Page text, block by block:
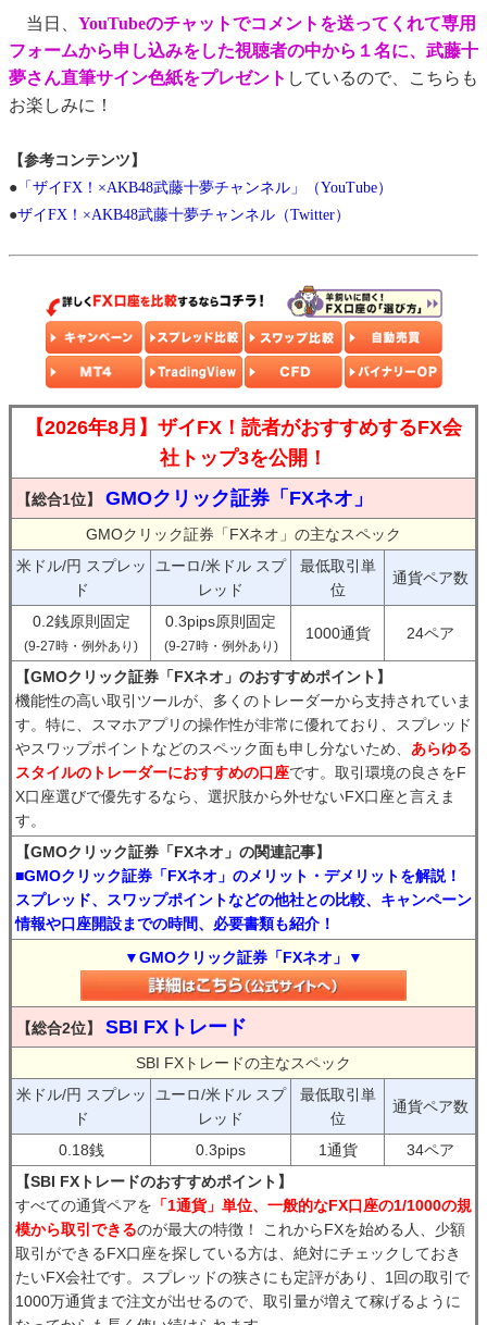
当日、 YouTubeのチャットでコメントを送ってくれて専用
フォームから申し込みをした視聴者の中から１名に、武藤十
夢さん直筆サイン色紙をプレゼント しているので、こちらも
お楽しみに！
【参考コンテンツ】
● 「ザイFX！×AKB48武藤十夢チャンネル」（YouTube）
●ザイFX！×AKB48武藤十夢チャンネル（Twitter）
【2026年8月】ザイFX！読者がおすすめするFX会
社トップ3を公開！
【総合1位】 GMOクリック証券「FXネオ」
GMOクリック証券「FXネオ」の主なスペック
米ドル/円 スプレッ
ド
ユーロ/米ドル スプ
レッド
最低取引単
位
通貨ペア数
0.2銭原則固定
(9-27時・例外あり)
0.3pips原則固定
(9-27時・例外あり)
1000通貨 24ペア
【GMOクリック証券「FXネオ」のおすすめポイント】
機能性の高い取引ツールが、多くのトレーダーから支持されていま
す。特に、スマホアプリの操作性が非常に優れており、スプレッド
やスワップポイントなどのスペック面も申し分ないため、 あらゆる
スタイルのトレーダーにおすすめの口座です。取引環境の良さをF
X口座選びで優先するなら、選択肢から外せないFX口座と言えま
す。
【GMOクリック証券「FXネオ」の関連記事】
■GMOクリック証券「FXネオ」のメリット・デメリットを解説！
スプレッド、スワップポイントなどの他社との比較、キャンペーン
情報や口座開設までの時間、必要書類も紹介！
▼GMOクリック証券「FXネオ」▼
【総合2位】 SBI FXトレード
SBI FXトレードの主なスペック
米ドル/円 スプレッ
ド
ユーロ/米ドル スプ
レッド
最低取引単
位
通貨ペア数
0.18銭 0.3pips 1通貨
34ペア
【SBI FXトレードのおすすめポイント】
すべての通貨ペアを 「1通貨」単位、一般的なFX口座の1/1000の規
模から取引できるのが最大の特徴！ これからFXを始める人、少額
取引ができるFX口座を探している方は、絶対にチェックしておき
たいFX会社です。スプレッドの狭さにも定評があり、1回の取引で
1000万通貨まで注文が出せるので、取引量が増えて稼げるように